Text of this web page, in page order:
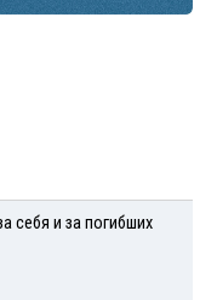
себя и за погибших